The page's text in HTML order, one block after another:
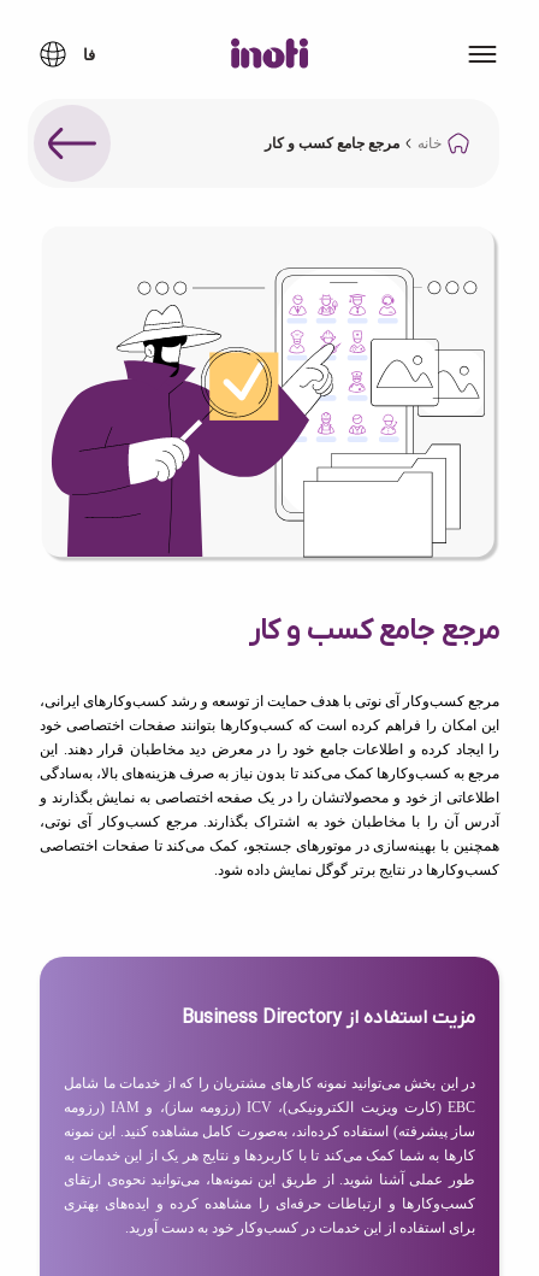
خانه مرجع جامع کسب و کار
مرجع جامع کسب و کار
مرجع کسب‌وکار آی نوتی با هدف حمایت از توسعه و رشد کسب‌وکارهای ایرانی،
این امکان را فراهم کرده است که کسب‌وکارها بتوانند صفحات اختصاصی خود
را ایجاد کرده و اطلاعات جامع خود را در معرض دید مخاطبان قرار دهند. این
مرجع به کسب‌وکارها کمک می‌کند تا بدون نیاز به صرف هزینه‌های بالا، به‌سادگی
اطلاعاتی از خود و محصولاتشان را در یک صفحه اختصاصی به نمایش بگذارند و
آدرس آن را با مخاطبان خود به اشتراک بگذارند. مرجع کسب‌وکار آی نوتی،
همچنین با بهینه‌سازی در موتورهای جستجو، کمک می‌کند تا صفحات اختصاصی
کسب‌وکارها در نتایج برتر گوگل نمایش داده شود.
مزیت استفاده از Business Directory
در این بخش می‌توانید نمونه کارهای مشتریان را که از خدمات ما شامل
EBC (کارت ویزیت الکترونیکی)، ICV (رزومه ساز)، و IAM (رزومه
ساز پیشرفته) استفاده کرده‌اند، به‌صورت کامل مشاهده کنید. این نمونه
کارها به شما کمک می‌کند تا با کاربردها و نتایج هر یک از این خدمات به
طور عملی آشنا شوید. از طریق این نمونه‌ها، می‌توانید نحوه‌ی ارتقای
کسب‌وکارها و ارتباطات حرفه‌ای را مشاهده کرده و ایده‌های بهتری
برای استفاده از این خدمات در کسب‌وکار خود به دست آورید.